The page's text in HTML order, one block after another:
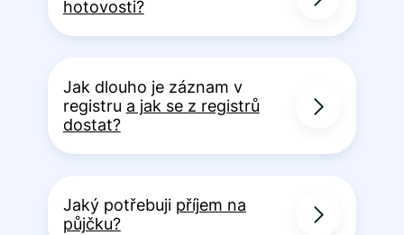
hotovosti?
Jak dlouho je záznam v
registru a jak se z registrů
dostat?
Jaký potřebuji příjem na
půjčku?